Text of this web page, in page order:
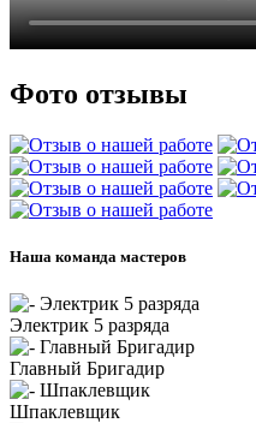
Фото отзывы
Наша команда мастеров
Электрик 5 разряда
Главный Бригадир
Шпаклевщик